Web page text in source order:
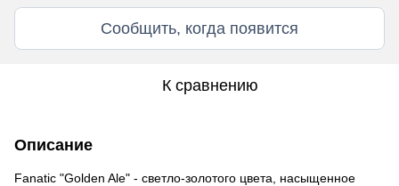
Сообщить, когда появится
К сравнению
Описание
Fanatic "Golden Ale" - светло-золотого цвета, насыщенное